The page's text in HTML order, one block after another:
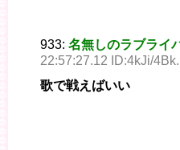
933: 名無しのラブライ
22:57:27.12 ID:4kJi/
歌で戦えばいい